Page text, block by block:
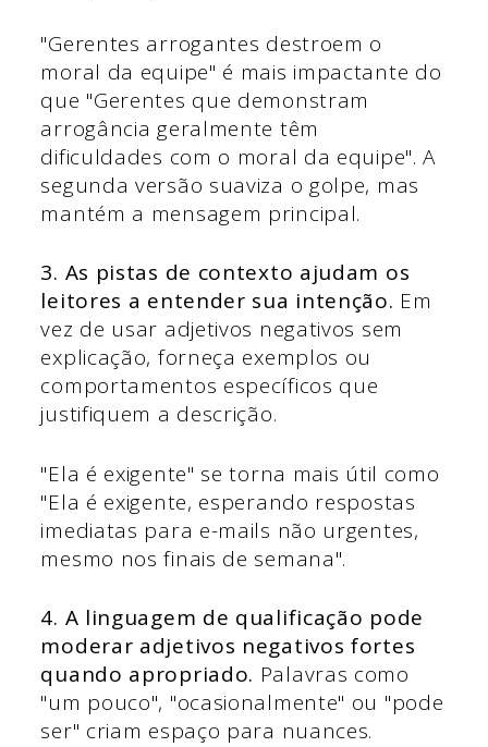
"Gerentes arrogantes destroem o
moral da equipe" é mais impactante do
que "Gerentes que demonstram
arrogância geralmente têm
dificuldades com o moral da equipe". A
segunda versão suaviza o golpe, mas
mantém a mensagem principal.
3. As pistas de contexto ajudam os
leitores a entender sua intenção. Em
vez de usar adjetivos negativos sem
explicação, forneça exemplos ou
comportamentos específicos que
justifiquem a descrição.
"Ela é exigente" se torna mais útil como
"Ela é exigente, esperando respostas
imediatas para e-mails não urgentes,
mesmo nos finais de semana".
4. A linguagem de qualificação pode
moderar adjetivos negativos fortes
quando apropriado. Palavras como
"um pouco", "ocasionalmente" ou "pode
ser" criam espaço para nuances.